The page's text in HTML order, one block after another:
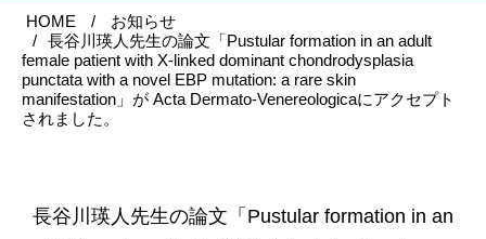
HOME
お知らせ
長谷川瑛人先生の論文「Pustular formation in an adult
female patient with X-linked dominant chondrodysplasia
punctata with a novel EBP mutation: a rare skin
manifestation」が Acta Dermato-Venereologicaにアクセプト
されました。
長谷川瑛人先生の論文「Pustular formation in an